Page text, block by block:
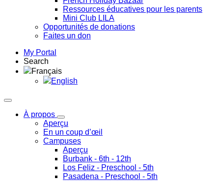
Ressources éducatives pour les parents
Mini Club LILA
Opportunités de donations
Faites un don
My Portal
Search
Français
English
À propos
Aperçu
En un coup d’œil
Campuses
Aperçu
Burbank - 6th - 12th
Los Feliz - Preschool - 5th
Pasadena - Preschool - 5th